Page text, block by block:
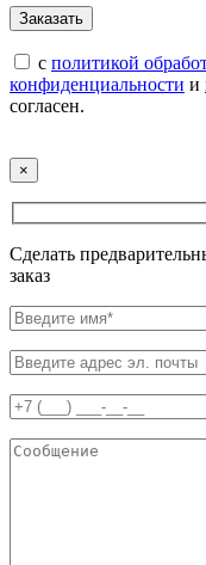
с политикой
конфиденциальности и
согласен.
×
Сделать
заказ